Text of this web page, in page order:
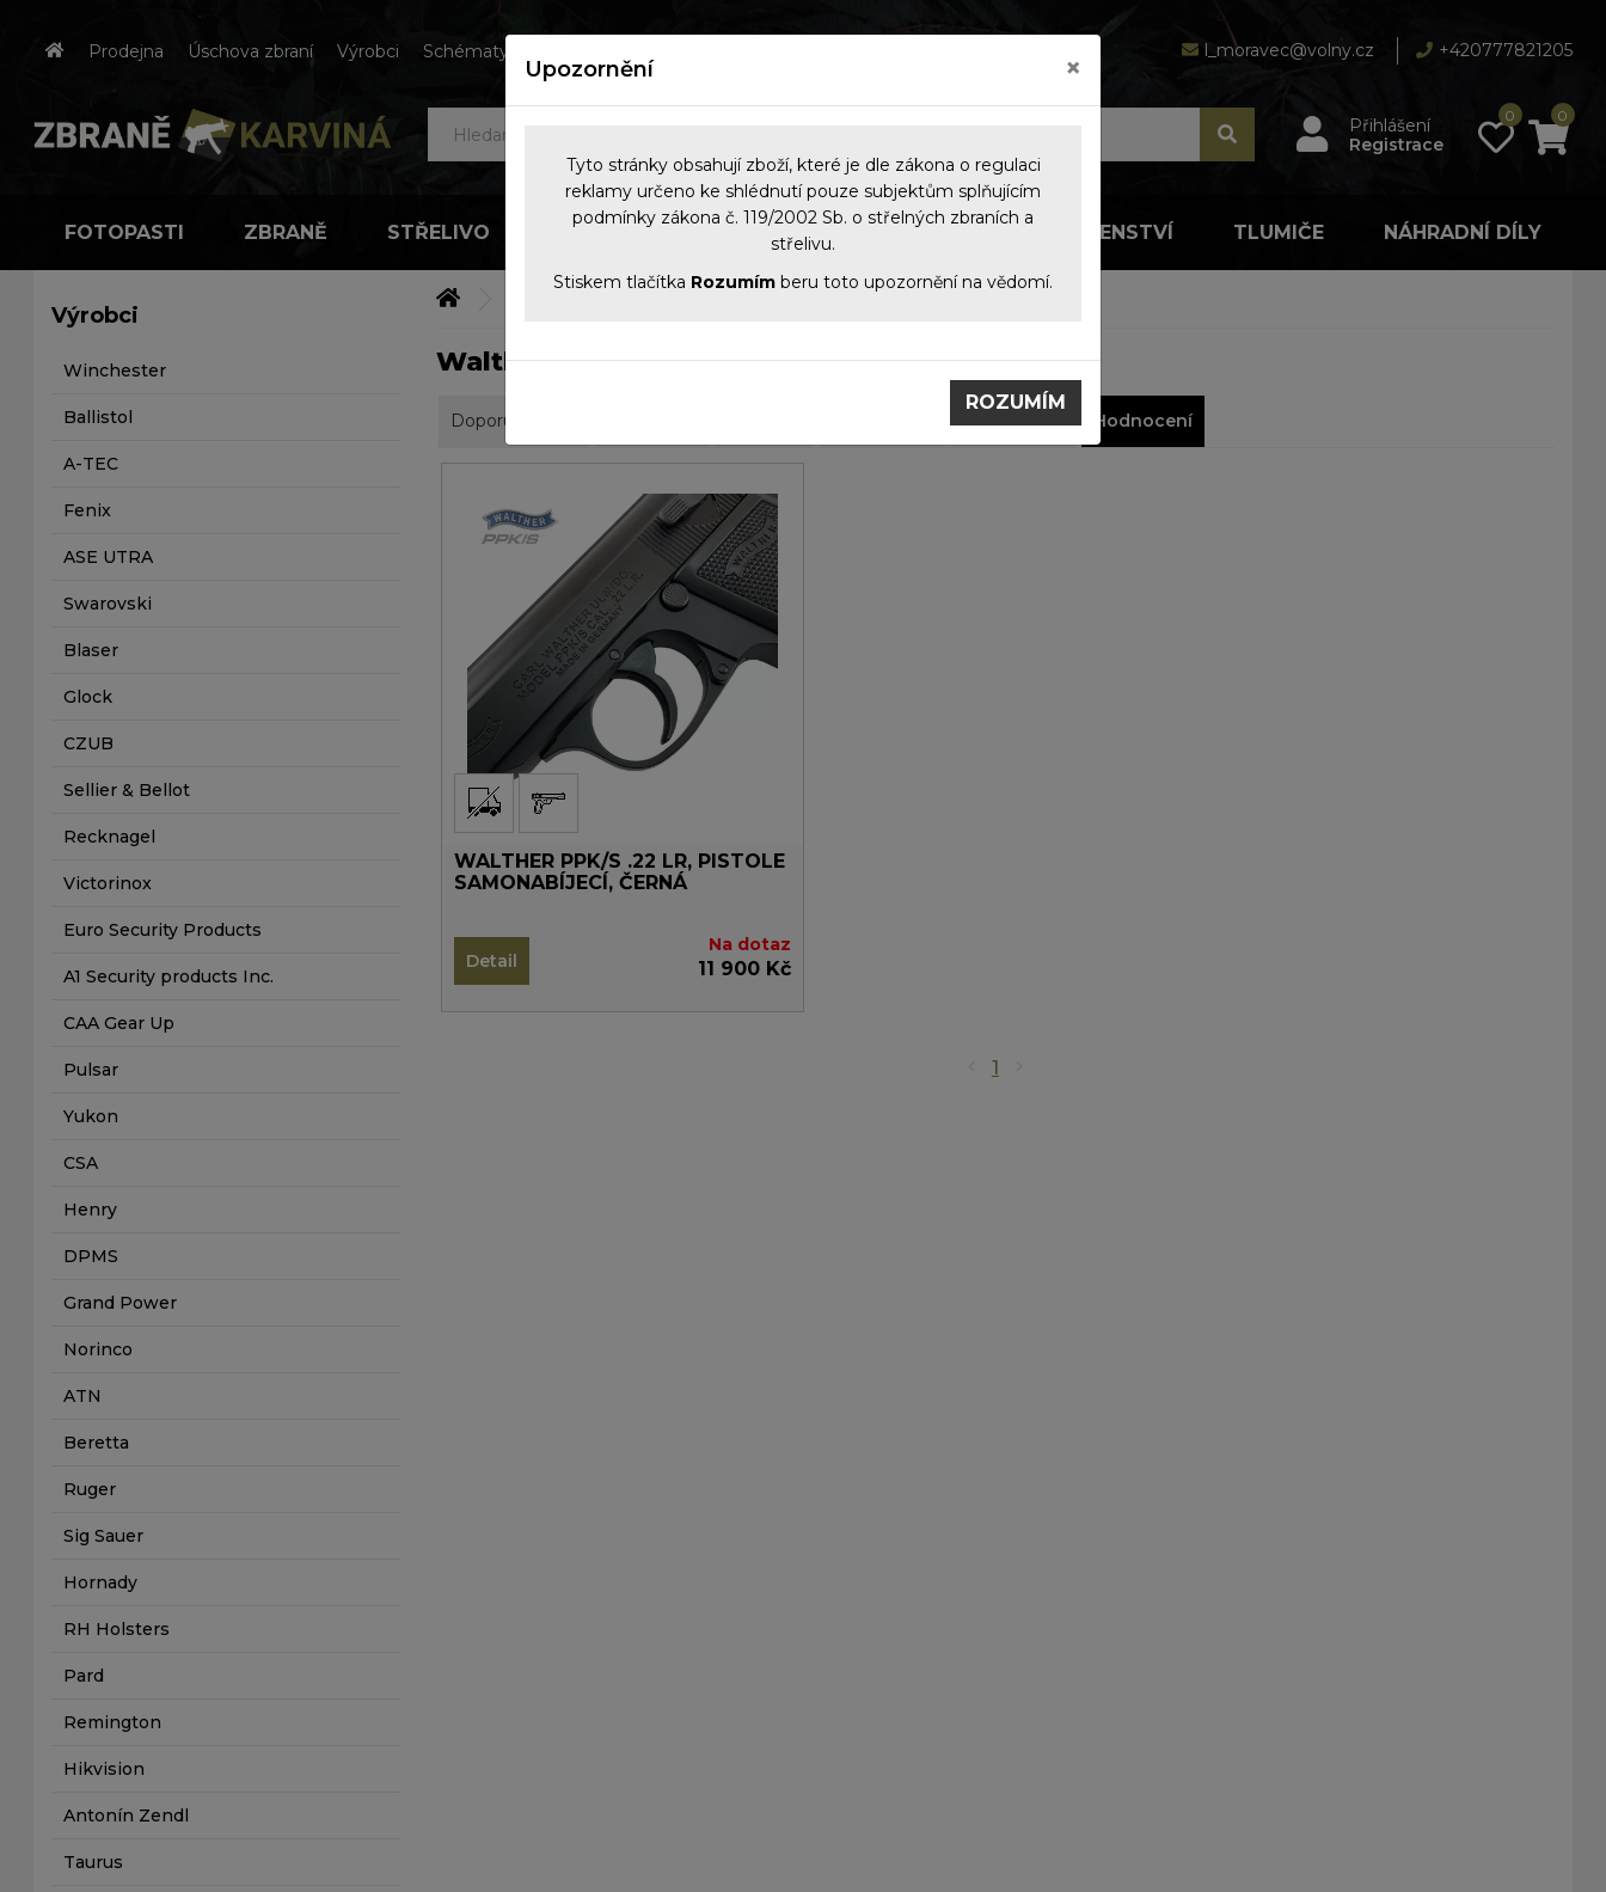
Prodejna Úschova zbraní Výrobci Schématy českých zbraní l_moravec@volny.cz +420777821205
Přihlášení
Registrace
0 0
FOTOPASTI ZBRANĚ STŘELIVO NOČNÍ VIDĚNÍ OPTIKA KOMIS PŘÍSLUŠENSTVÍ TLUMIČE NÁHRADNÍ DÍLY
Výrobci
Winchester
Ballistol
A-TEC
Fenix
ASE UTRA
Swarovski
Blaser
Glock
CZUB
Sellier & Bellot
Recknagel
Victorinox
Euro Security Products
A1 Security products Inc.
CAA Gear Up
Pulsar
Yukon
CSA
Henry
DPMS
Grand Power
Norinco
ATN
Beretta
Ruger
Sig Sauer
Hornady
RH Holsters
Pard
Remington
Hikvision
Antonín Zendl
Taurus
Walther
Doporučujeme Název (Z-A) Hodnocení
WALTHER PPK/S .22 LR, PISTOLE
SAMONABÍJECÍ, ČERNÁ
Detail
Na dotaz
11 900 Kč
1
Upozornění ×
Tyto stránky obsahují zboží, které je dle zákona o regulaci
reklamy určeno ke shlédnutí pouze subjektům splňujícím
podmínky zákona č. 119/2002 Sb. o střelných zbraních a
střelivu.
Stiskem tlačítka Rozumím beru toto upozornění na vědomí.
ROZUMÍM